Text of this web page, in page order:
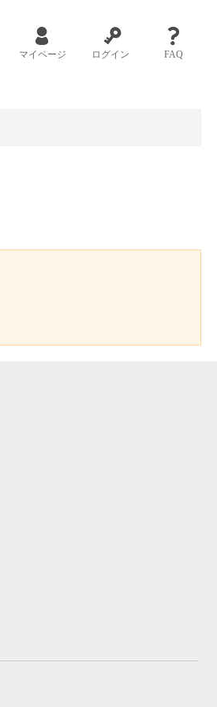
マイページ ログイン FAQ